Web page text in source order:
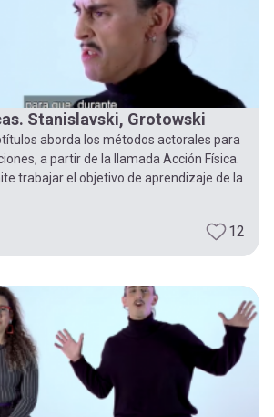
Stanislavski, Grotowski
aborda los métodos actorales para
a partir de la llamada Acción Física.
trabajar el objetivo de aprendizaje de la
12